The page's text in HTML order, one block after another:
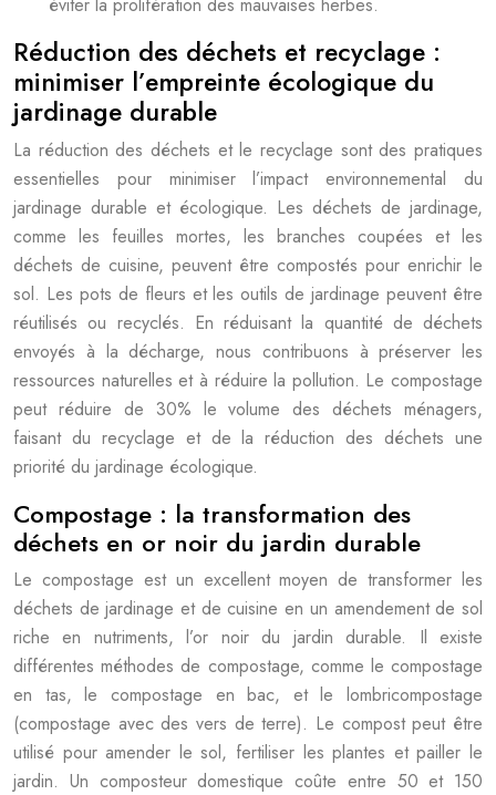
Réduction des déchets et recyclage :
minimiser l’empreinte écologique du
jardinage durable
La réduction des déchets et le recyclage sont des pratiques
essentielles pour minimiser l’impact environnemental du
jardinage durable et écologique. Les déchets de jardinage,
comme les feuilles mortes, les branches coupées et les
déchets de cuisine, peuvent être compostés pour enrichir le
sol. Les pots de fleurs et les outils de jardinage peuvent être
réutilisés ou recyclés. En réduisant la quantité de déchets
envoyés à la décharge, nous contribuons à préserver les
ressources naturelles et à réduire la pollution. Le compostage
peut réduire de 30% le volume des déchets ménagers,
faisant du recyclage et de la réduction des déchets une
priorité du jardinage écologique.
Compostage : la transformation des
déchets en or noir du jardin durable
Le compostage est un excellent moyen de transformer les
déchets de jardinage et de cuisine en un amendement de sol
riche en nutriments, l’or noir du jardin durable. Il existe
différentes méthodes de compostage, comme le compostage
en tas, le compostage en bac, et le lombricompostage
(compostage avec des vers de terre). Le compost peut être
utilisé pour amender le sol, fertiliser les plantes et pailler le
jardin. Un composteur domestique coûte entre 50 et 150